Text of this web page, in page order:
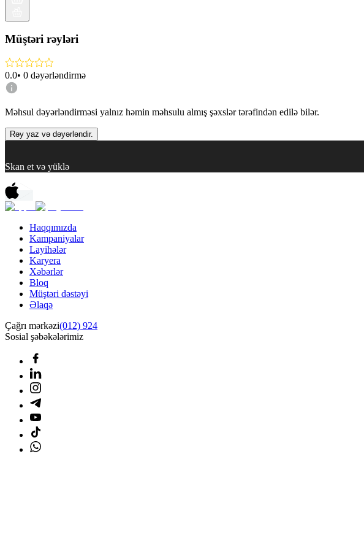
Müştəri rəyləri
0.0• 0 dəyərləndirmə
Məhsul dəyərləndirməsi yalnız həmin məhsulu almış şəxslər tərəfindən edilə bilər.
Rəy yaz və dəyərləndir.
Skan et və yüklə
Haqqımızda
Kampaniyalar
Layihələr
Karyera
Xəbərlər
Bloq
Müştəri dəstəyi
Əlaqə
Çağrı mərkəzi(012) 924
Sosial şəbəkələrimiz